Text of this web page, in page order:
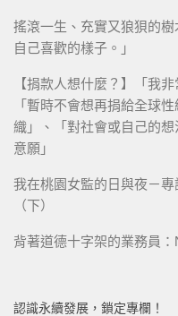
搖滾一生、充實又狼狽的
自己喜歡的樣子。」
【捐款人想什麼？】「我
「暫時不會想再捐給全球
織」、「對社會或自己的
意願」
我在桃園女監的日與夜－
（下）
背著道德十字架的業務員
認識永續發展，鎖定專欄！